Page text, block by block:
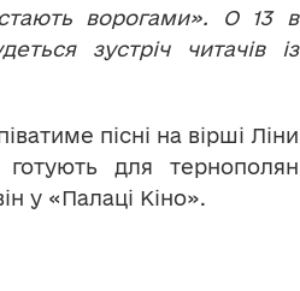
ворогами». О 13 в
зустріч читачів із
пісні на вірші Ліни
для тернополян
у «Палаці Кіно».